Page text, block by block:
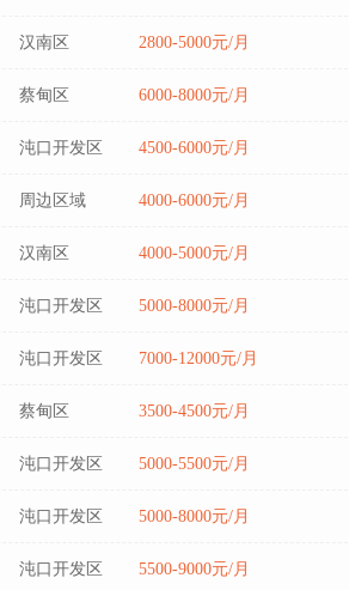
汉南区 2800-5000元/月
蔡甸区 6000-8000元/月
沌口开发区 4500-6000元/月
周边区域 4000-6000元/月
汉南区 4000-5000元/月
沌口开发区 5000-8000元/月
沌口开发区 7000-12000元/月
蔡甸区 3500-4500元/月
沌口开发区 5000-5500元/月
沌口开发区 5000-8000元/月
沌口开发区 5500-9000元/月